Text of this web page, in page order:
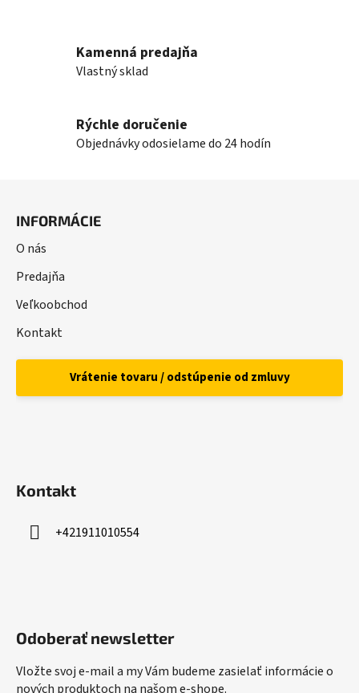
Kamenná predajňa
Vlastný sklad
Rýchle doručenie
Objednávky odosielame do 24 hodín
INFORMÁCIE
O nás
Predajňa
Veľkoobchod
Kontakt
Vrátenie tovaru / odstúpenie od zmluvy
Kontakt
+421911010554
Odoberať newsletter
Vložte svoj e-mail a my Vám budeme zasielať informácie o
nových produktoch na našom e-shope.